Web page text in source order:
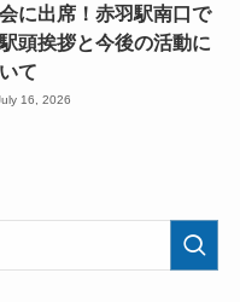
に出席！赤羽駅南口で
頭挨拶と今後の活動に
て
16, 2026